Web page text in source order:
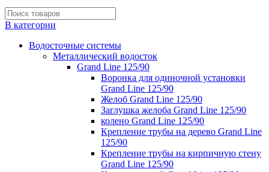
В категории
Водосточные системы
Металлический водосток
Grand Line 125/90
Воронка для одиночной установки
Grand Line 125/90
Желоб Grand Line 125/90
Заглушка желоба Grand Line 125/90
колено Grand Line 125/90
Крепление трубы на дерево Grand Line
125/90
Крепление трубы на кирпичную стену
Grand Line 125/90